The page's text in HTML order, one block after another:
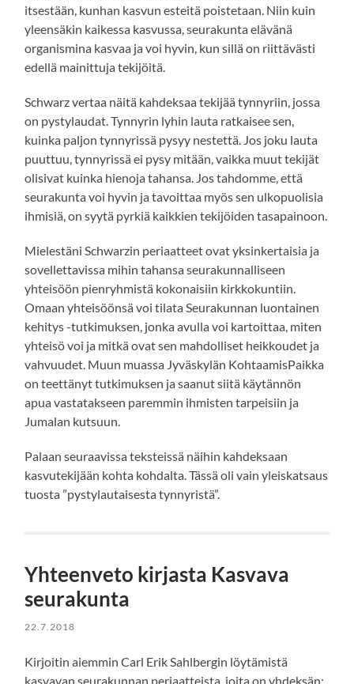
itsestään, kunhan kasvun esteitä poistetaan. Niin kuin
yleensäkin kaikessa kasvussa, seurakunta elävänä
organismina kasvaa ja voi hyvin, kun sillä on riittävästi
edellä mainittuja tekijöitä.
Schwarz vertaa näitä kahdeksaa tekijää tynnyriin, jossa
on pystylaudat. Tynnyrin lyhin lauta ratkaisee sen,
kuinka paljon tynnyrissä pysyy nestettä. Jos joku lauta
puuttuu, tynnyrissä ei pysy mitään, vaikka muut tekijät
olisivat kuinka hienoja tahansa. Jos tahdomme, että
seurakunta voi hyvin ja tavoittaa myös sen ulkopuolisia
ihmisiä, on syytä pyrkiä kaikkien tekijöiden tasapainoon.
Mielestäni Schwarzin periaatteet ovat yksinkertaisia ja
sovellettavissa mihin tahansa seurakunnalliseen
yhteisöön pienryhmistä kokonaisiin kirkkokuntiin.
Omaan yhteisöönsä voi tilata Seurakunnan luontainen
kehitys -tutkimuksen, jonka avulla voi kartoittaa, miten
yhteisö voi ja mitkä ovat sen mahdolliset heikkoudet ja
vahvuudet. Muun muassa Jyväskylän KohtaamisPaikka
on teettänyt tutkimuksen ja saanut siitä käytännön
apua vastatakseen paremmin ihmisten tarpeisiin ja
Jumalan kutsuun.
Palaan seuraavissa teksteissä näihin kahdeksaan
kasvutekijään kohta kohdalta. Tässä oli vain yleiskatsaus
tuosta ”pystylautaisesta tynnyristä”.
Yhteenveto kirjasta Kasvava
seurakunta
22.7.2018
Kirjoitin aiemmin Carl Erik Sahlbergin löytämistä
kasvavan seurakunnan periaatteista, joita on yhdeksän: